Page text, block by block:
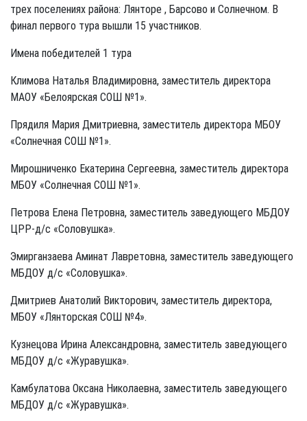
трех поселениях района: Лянторе , Барсово и Солнечном. В
финал первого тура вышли 15 участников.
Имена победителей 1 тура
Климова Наталья Владимировна, заместитель директора
МАОУ «Белоярская СОШ №1».
Прядиля Мария Дмитриевна, заместитель директора МБОУ
«Солнечная СОШ №1».
Мирошниченко Екатерина Сергеевна, заместитель директора
МБОУ «Солнечная СОШ №1».
Петрова Елена Петровна, заместитель заведующего МБДОУ
ЦРР-д/с «Соловушка».
Эмирганзаева Аминат Лавретовна, заместитель заведующего
МБДОУ д/с «Соловушка».
Дмитриев Анатолий Викторович, заместитель директора,
МБОУ «Лянторская СОШ №4».
Кузнецова Ирина Александровна, заместитель заведующего
МБДОУ д/с «Журавушка».
Камбулатова Оксана Николаевна, заместитель заведующего
МБДОУ д/с «Журавушка».